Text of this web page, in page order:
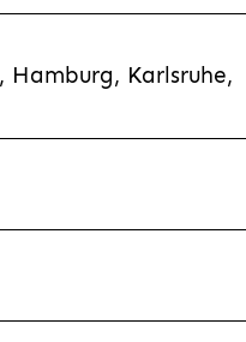
Hamburg, Karlsruhe,